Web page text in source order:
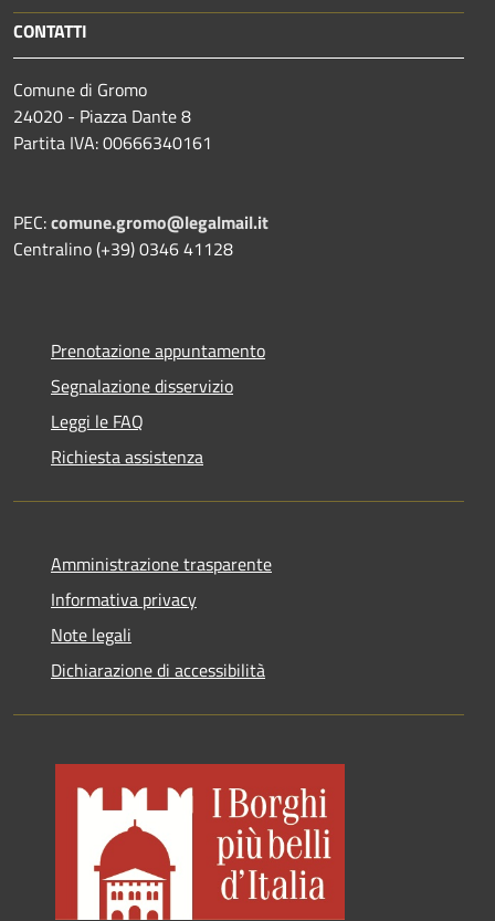
CONTATTI
Comune di Gromo
24020 - Piazza Dante 8
Partita IVA: 00666340161
PEC:comune.gromo@legalmail.it
Centralino (+39) 0346 41128
Prenotazione appuntamento
Segnalazione disservizio
Leggi le FAQ
Richiesta assistenza
Amministrazione trasparente
Informativa privacy
Note legali
Dichiarazione di accessibilità